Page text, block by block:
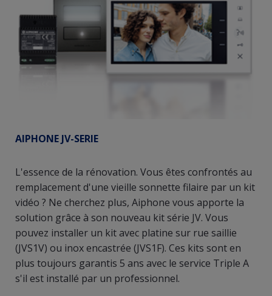
AIPHONE JV-SERIE
L'essence de la rénovation. Vous êtes confrontés au
remplacement d'une vieille sonnette filaire par un kit
vidéo ? Ne cherchez plus, Aiphone vous apporte la
solution grâce à son nouveau kit série JV. Vous
pouvez installer un kit avec platine sur rue saillie
(JVS1V) ou inox encastrée (JVS1F). Ces kits sont en
plus toujours garantis 5 ans avec le service Triple A
s'il est installé par un professionnel.